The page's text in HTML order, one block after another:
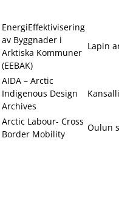
EnergiEffektivisering
av Byggnader i
Arktiska Kommuner
(EEBAK)
Lapin
AIDA – Arctic
Indigenous Design
Archives
Arctic Labour- Cross
Border Mobility
Oulun